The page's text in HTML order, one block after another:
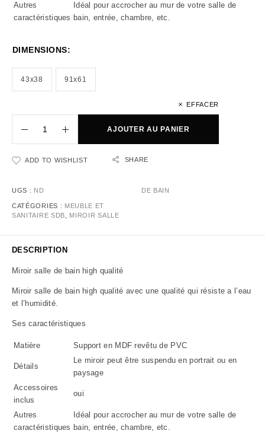
Autres
caractéristiques
Idéal pour accrocher au mur de votre salle de
bain, entrée, chambre, etc.
DIMENSIONS:
43x38 91x61
EFFACER
AJOUTER AU PANIER
ADD TO WISHLIST SHARE
UGS : ND
CATÉGORIES : MEUBLE ET
SANITAIRE SDB
MIROIR SALLE
DE BAIN
DESCRIPTION
Miroir salle de bain high qualité
Miroir salle de bain high qualité avec une qualité qui résiste a l’eau
et l’humidité.
Ses caractéristiques
Matière Support en MDF revêtu de PVC
Détails
Le miroir peut être suspendu en portrait ou en
paysage
Accessoires
inclus
oui
Autres
caractéristiques
Idéal pour accrocher au mur de votre salle de
bain, entrée, chambre, etc.